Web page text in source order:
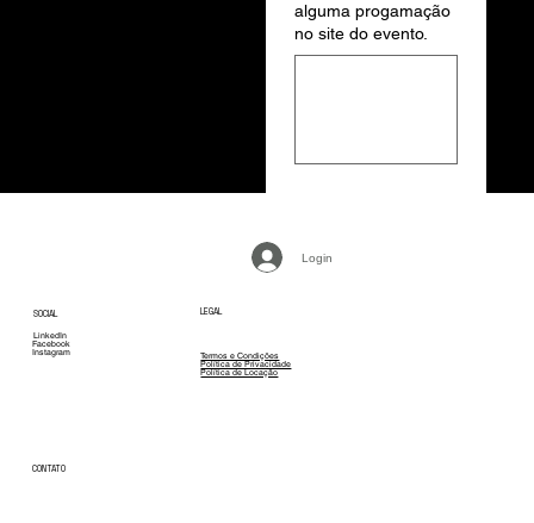
alguma progamação
no site do evento.
SOCIAL
LinkedIn
Facebook
Instagram
LEGAL
Política de Privacidade
Termos e Condições
Política de Locação
CONTATO
Login